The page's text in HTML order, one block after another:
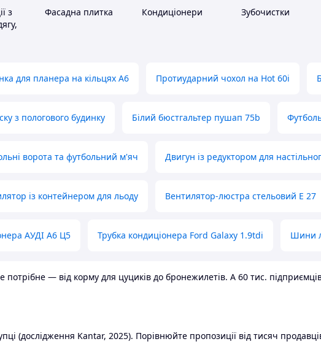
з
Фасадна плитка Кондиціонери Зубочистки
для планера на кільцях А6 Протиударний чохол на Hot 60i
з пологового будинку Білий бюстгальтер пушап 75b
ворота та футбольний м'яч Двигун із редуктором для
із контейнером для льоду Вентилятор-люстра стельовий E 27
АУДІ А6 Ц5 Трубка кондиціонера Ford Galaxy 1.9tdi Шини
— від корму для цуциків до бронежилетів. А 60 тис. підприємців
(дослідження Kantar, 2025). Порівнюйте пропозиції від тисяч